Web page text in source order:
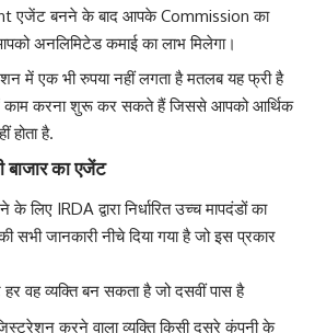
एजेंट बनने के बाद आपके Commission का
अनलिमिटेड कमाई का लाभ मिलेगा।
में एक भी रुपया नहीं लगता है मतलब यह फ्री है
काम करना शुरू कर सकते हैं जिससे आपको आर्थिक
होता है.
का एजेंट
लिए IRDA द्वारा निर्धारित उच्च मापदंडों का
सभी जानकारी नीचे दिया गया है जो इस प्रकार
हर वह व्यक्ति बन सकता है जो दसवीं पास है
करने वाला व्यक्ति किसी दूसरे कंपनी के